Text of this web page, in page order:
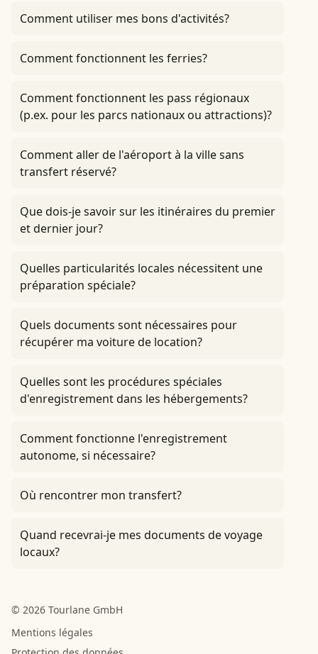
Comment utiliser mes bons d'activités?
Comment fonctionnent les ferries?
Comment fonctionnent les pass régionaux
(p.ex. pour les parcs nationaux ou attractions)?
Comment aller de l'aéroport à la ville sans
transfert réservé?
Que dois-je savoir sur les itinéraires du premier
et dernier jour?
Quelles particularités locales nécessitent une
préparation spéciale?
Quels documents sont nécessaires pour
récupérer ma voiture de location?
Quelles sont les procédures spéciales
d'enregistrement dans les hébergements?
Comment fonctionne l'enregistrement
autonome, si nécessaire?
Où rencontrer mon transfert?
Quand recevrai-je mes documents de voyage
locaux?
© 2026 Tourlane GmbH
Mentions légales